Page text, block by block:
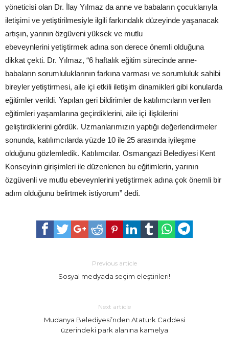
yöneticisi olan Dr. İlay Yılmaz da anne ve babaların çocuklarıyla
iletişimi ve yetiştirilmesiyle ilgili farkındalık düzeyinde yaşanacak
artışın, yarının özgüveni yüksek ve mutlu
ebeveynlerini yetiştirmek adına son derece önemli olduğuna
dikkat çekti. Dr. Yılmaz, “6 haftalık eğitim sürecinde anne-
babaların sorumluluklarının farkına varması ve sorumluluk sahibi
bireyler yetiştirmesi, aile içi etkili iletişim dinamikleri gibi konularda
eğitimler verildi. Yapılan geri bildirimler de katılımcıların verilen
eğitimleri yaşamlarına geçirdiklerini, aile içi ilişkilerini
geliştirdiklerini gördük. Uzmanlarımızın yaptığı değerlendirmeler
sonunda, katılımcılarda yüzde 10 ile 25 arasında iyileşme
olduğunu gözlemledik. Katılımcılar. Osmangazi Belediyesi Kent
Konseyinin girişimleri ile düzenlenen bu eğitimlerin, yarının
özgüvenli ve mutlu ebeveynlerini yetiştirmek adına çok önemli bir
adım olduğunu belirtmek istiyorum” dedi.
Previous article
Sosyal medyada seçim eleştirileri!
Next article
Mudanya Belediyesi’nden Atatürk Caddesi
üzerindeki park alanına kamelya